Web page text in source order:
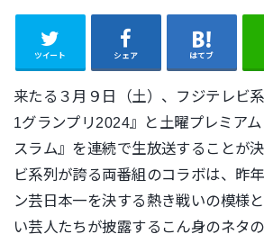
ツイート シェア はてブ
来たる３月９日（土）、フジテレビ
1グランプリ2024』と土曜プレミア
スラム』を連続で生放送することが
ビ系列が誇る両番組のコラボは、昨
ン芸日本一を決する熱き戦いの模様
い芸人たちが披露するこん身のネタ